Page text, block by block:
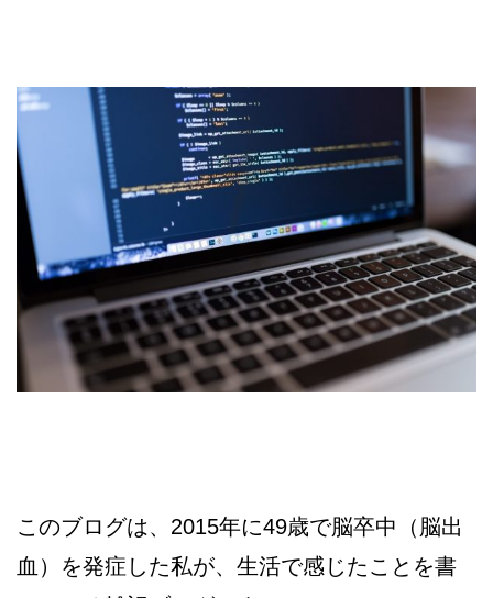
このブログは、2015年に49歳で脳卒中（脳出
血）を発症した私が、生活で感じたことを書